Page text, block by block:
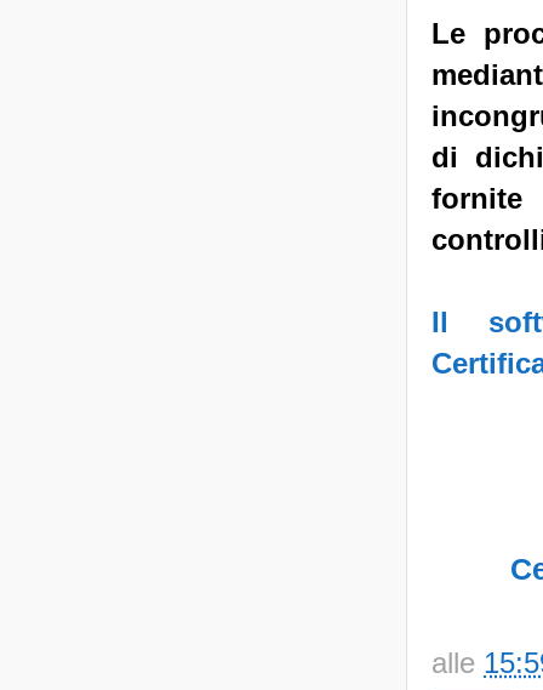
Le
di
fornite
Il
alle